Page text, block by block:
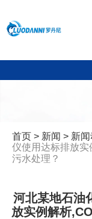
首页 > 新闻 > 新
仪使用达标排放
污水处理？
河北某地石油
放实例解析